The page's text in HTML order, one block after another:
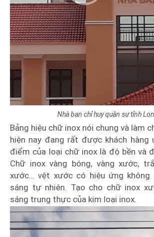
Nhà ban chỉ huy quân sự tỉnh
Bảng hiệu chữ inox nói chung và làm
hiện nay đang rất được khách hàng
điểm của loại chữ inox là độ bền và
Chữ inox vàng bóng, vàng xước,
xước… vệt xước có hiệu ứng không
sáng tự nhiên. Tạo cho chữ inox
sáng trung thực của kim loại inox.